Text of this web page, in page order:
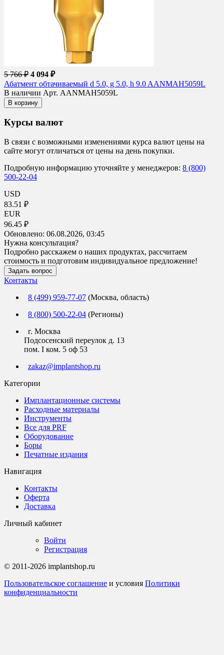
5 766 ₽ 4 094 ₽
Абатмент обтачиваемый d 5.0, g 5.0, h 9.0 AANMAH5059L
В наличии Арт. AANMAH5059L
В корзину
Курсы валют
В связи с возможными изменениями курса валют цены на
сайте могут отличаться от цены на день покупки.
Подробную информацию уточняйте у менеджеров: 8 (800)
500-22-04
USD
83.51 ₽
EUR
96.45 ₽
Обновлено: 06.08.2026, 03:45
Нужна консультация?
Подробно расскажем о наших продуктах, рассчитаем
стоимость и подготовим индивидуальное предложение!
Задать вопрос
Контакты
8 (499) 959-77-07 (Москва, область)
8 (800) 500-22-04 (Регионы)
г. Москва
Подсосенский переулок д. 13
пом. I ком. 5 оф 53
zakaz@implantshop.ru
Категории
Имплантационные системы
Расходные материалы
Инструменты
Все для PRF
Оборудование
Боры
Печатные издания
Навигация
Контакты
Оферта
Доставка
Личный кабинет
Войти
Регистрация
© 2011-2026 implantshop.ru
Пользовательское соглашение и условия Политики
конфиденциальности